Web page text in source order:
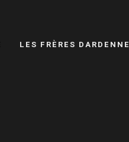
LES FRÈRES DARDENNE